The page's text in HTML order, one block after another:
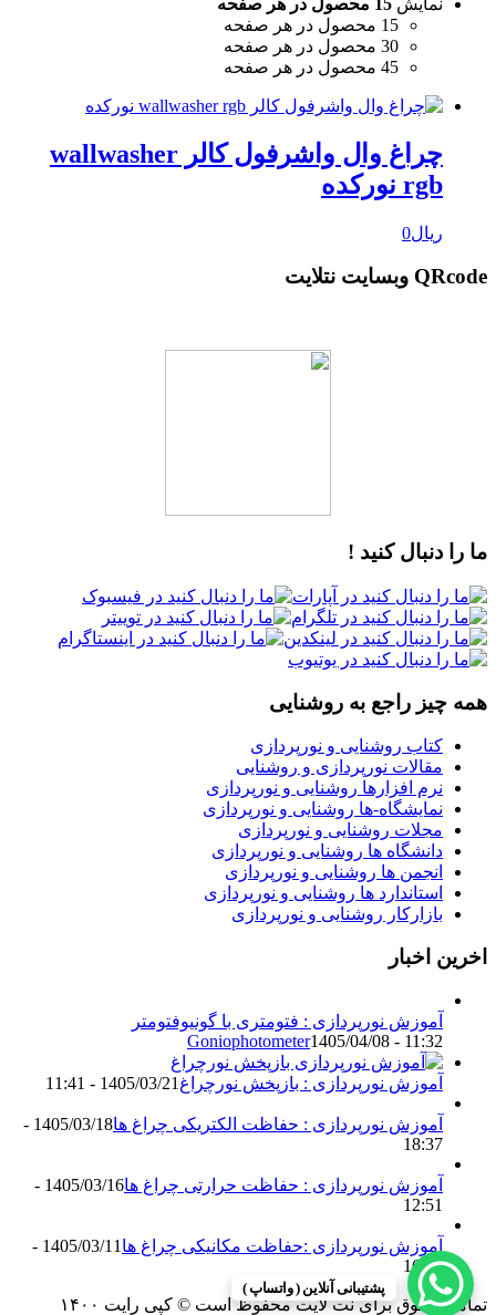
نمایش 15 محصول در هر صفحه
15 محصول در هر صفحه
30 محصول در هر صفحه
45 محصول در هر صفحه
چراغ وال واشرفول کالر wallwasher
rgb نورکده
ریال0
QRcode وبسایت نتلایت
ما را دنبال کنید !
همه چیز راجع به روشنایی
کتاب روشنایی و نورپردازی
مقالات نورپردازی و روشنایی
نرم افزارها روشنایی و نورپردازی
نمایشگاه-ها روشنایی و نورپردازی
مجلات روشنایی و نورپردازی
دانشگاه ها روشنایی و نورپردازی
انجمن ها روشنایی و نورپردازی
استاندارد ها روشنایی و نورپردازی
بازارکار روشنایی و نورپردازی
اخرین اخبار
آموزش نورپردازی : فتومتری با گونیوفتومتر
Goniophotometer1405/04/08 - 11:32
آموزش نورپردازی : بازپخش نورچراغ 1405/03/21 - 11:41
آموزش نورپردازی : حفاظت الکتریکی چراغ ها
1405/03/18 -
18:37
آموزش نورپردازی : حفاظت حرارتی چراغ ها
1405/03/16 -
12:51
آموزش نورپردازی :حفاظت مکانیکی چراغ ها
1405/03/11 -
16:13
تمامی حقوق برای نت لایت محفوظ است © کپی رایت ۱۴۰۰
پشتیبانی آنلاین ( واتساپ )